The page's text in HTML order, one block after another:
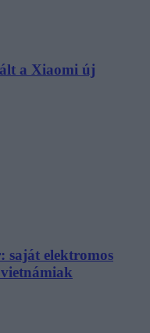
a Xiaomi új
saját elektromos